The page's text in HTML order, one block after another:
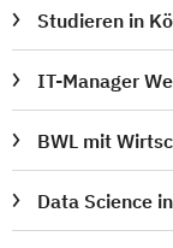
Studieren in
IT-Manager
BWL mit
Data Science